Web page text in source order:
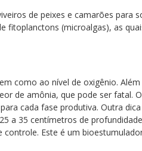
de peixes e camarões para
fitoplanctons (microalgas), as
como ao nível de oxigênio.
de amônia, que pode ser fatal.
cada fase produtiva. Outra
a 35 centímetros de
Este é um